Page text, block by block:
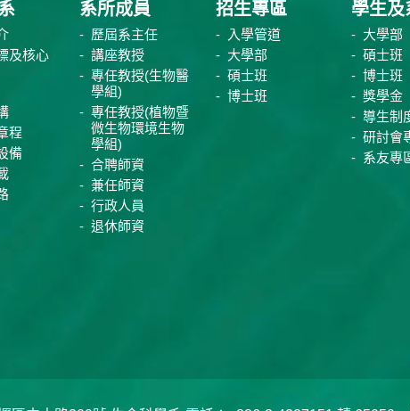
及核心
程
備
系所成員
歷屆系主任
講座教授
專任教授(生物醫
學組)
專任教授(植物暨
微生物環境生物
學組)
合聘師資
兼任師資
行政人員
退休師資
招生專區
入學管道
大學部
碩士班
博士班
學生及
大學部
碩士班
博士班
獎學金
導生制
研討會
系友專